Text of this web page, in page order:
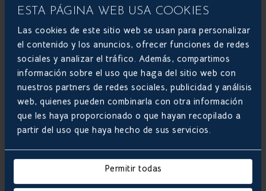
ESTA PÁGINA WEB USA COOKIES
Las cookies de este sitio web se usan para personalizar
el contenido y los anuncios, ofrecer funciones de redes
sociales y analizar el tráfico. Además, compartimos
información sobre el uso que haga del sitio web con
nuestros partners de redes sociales, publicidad y análisis
web, quienes pueden combinarla con otra información
que les haya proporcionado o que hayan recopilado a
partir del uso que haya hecho de sus servicios.
Permitir todas
DESARROLLO DE APLICACIONES MÓVILES
¿Cómo elegir Agencia de
Transformación Digital?